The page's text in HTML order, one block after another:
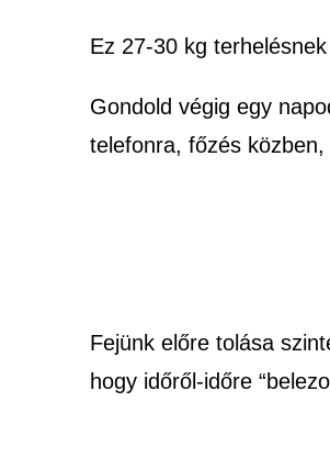
Ez 27-30 kg
Gondold végig egy
telefonra, főzés
Fejünk előre tolása
hogy időről-időre